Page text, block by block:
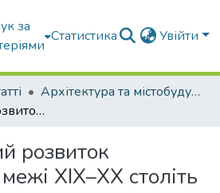
за
Статистика Увійти
Архітектура та містобудування
Архітектурний розвиток Чернівців на межі ХІХ–ХХ століть
розвиток
ХІХ–ХХ століть